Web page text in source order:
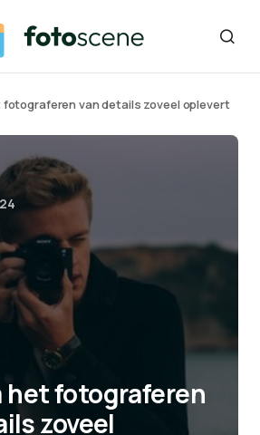
fotograferen van details zoveel oplevert
het fotograferen
zoveel